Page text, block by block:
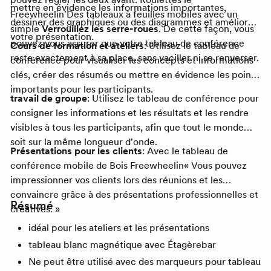
Freewheelin'Des tableaux à feuilles mobiles avec un
simpleVerrouillez les serre-roues. De cette façon, vous
pouvez vous assurer que votre tableau de conférence
reste exactement à sa place, sans vaciller ni se renverser.
mettre en évidence les informations importantes,
dessiner des graphiques ou des diagrammes et améliorer
votre présentation.
Cours de formation et ateliers: Utilisez le tableau de
conférence pour visualiser les concepts et informations
clés, créer des résumés ou mettre en évidence les points
importants pour les participants.
travail de groupe: Utilisez le tableau de conférence pour
consigner les informations et les résultats et les rendre
visibles à tous les participants, afin que tout le monde
soit sur la même longueur d'onde.
Présentations pour les clients: Avec le tableau de
conférence mobile de Bois Freewheelin« Vous pouvez
impressionner vos clients lors des réunions et les
convaincre grâce à des présentations professionnelles et
créatives. »
Résumé
idéal pour les ateliers et les présentations
tableau blanc magnétique avec Étagèrebar
Ne peut être utilisé avec des marqueurs pour tableau